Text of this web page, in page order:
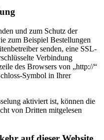
und zum Schutz der
zum Beispiel Bestellungen
senden, eine SSL-
Verbindung
des Browsers von „http://“
Symbol in Ihrer
aktiviert ist, können die
von Dritten mitgelesen